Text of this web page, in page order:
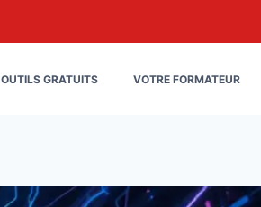
OUTILS GRATUITS VOTRE FORMATEUR